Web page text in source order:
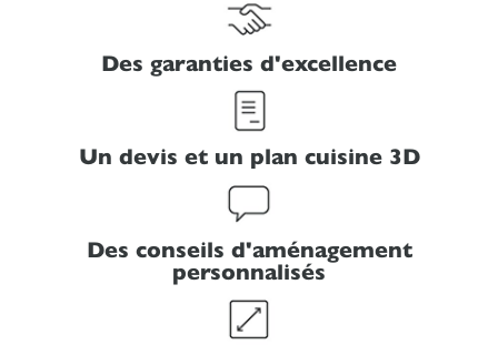
Des garanties d'excellence
Un devis et un plan cuisine 3D
Des conseils d'aménagement
personnalisés